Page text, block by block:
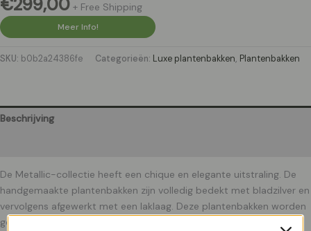
€299,00 + Free Shipping
Meer Info!
SKU: b0b2a24386fe Categorieën: Luxe plantenbakken, Plantenbakken
Beschrijving
De Metallic-collectie heeft een chique en elegante uitstraling. De
handgemaakte plantenbakken zijn volledig bedekt met bladzilver en
vervolgens afgewerkt met een laklaag. Deze plantenbakken worden
geleverd inclusief een bijpassende waterdichte binnenbak, óf zijn